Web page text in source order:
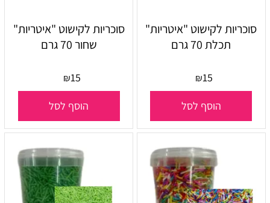
סוכריות לקישוט "איטריות"
תכלת 70 גרם
₪15
הוסף לסל
סוכריות לקישוט "איטריות"
שחור 70 גרם
₪15
הוסף לסל